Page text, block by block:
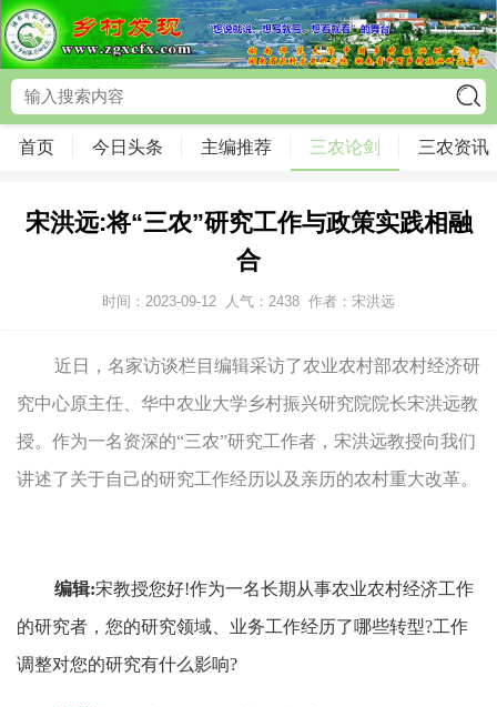
首页 今日头条 主编推荐 三农论剑 三农资讯
宋洪远:将“三农”研究工作与政策实践相融
合
时间：2023-09-12 人气： 2438 作者：宋洪远
近日，名家访谈栏目编辑采访了农业农村部农村经济研
究中心原主任、华中农业大学乡村振兴研究院院长宋洪远教
授。作为一名资深的“三农”研究工作者，宋洪远教授向我们
讲述了关于自己的研究工作经历以及亲历的农村重大改革。
编辑:宋教授您好!作为一名长期从事农业农村经济工作
的研究者，您的研究领域、业务工作经历了哪些转型?工作
调整对您的研究有什么影响?